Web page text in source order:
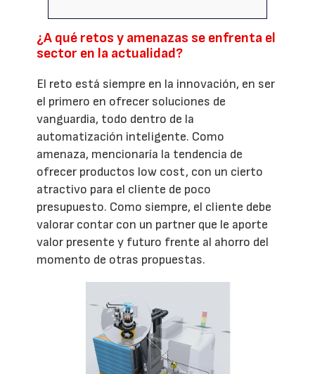
¿A qué retos y amenazas se enfrenta el
sector en la actualidad?
El reto está siempre en la innovación, en ser
el primero en ofrecer soluciones de
vanguardia, todo dentro de la
automatización inteligente. Como
amenaza, mencionaría la tendencia de
ofrecer productos low cost, con un cierto
atractivo para el cliente de poco
presupuesto. Como siempre, el cliente debe
valorar contar con un partner que le aporte
valor presente y futuro frente al ahorro del
momento de otras propuestas.